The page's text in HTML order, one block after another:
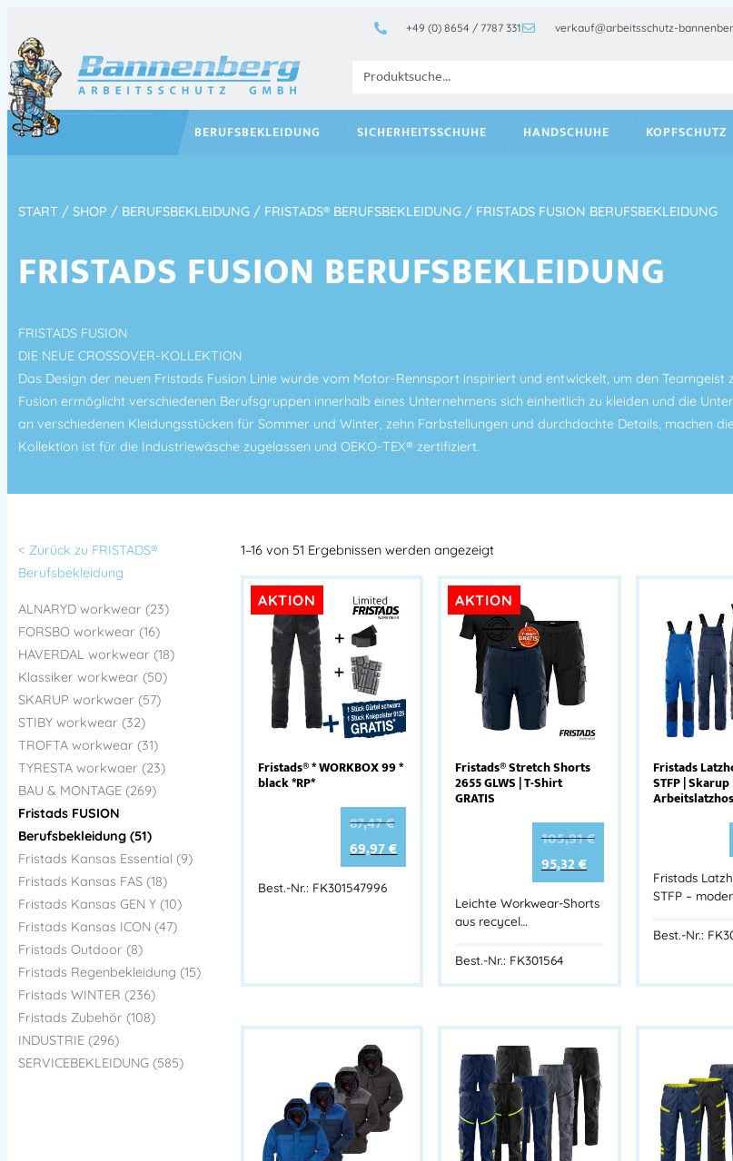
+49 (0) 8654 / 7787 331 verkauf@arbeitsschutz-
BERUFSBEKLEIDUNG SICHERHEITSSCHUHE HANDSCHUHE KOPFSCHUTZ
START / SHOP / BERUFSBEKLEIDUNG / FRISTADS® BERUFSBEKLEIDUNG / FRISTADS FUSION BERUFSBEKLEIDUNG
FRISTADS FUSION BERUFSBEKLEIDUNG
FRISTADS FUSION
DIE NEUE CROSSOVER-KOLLEKTION
Das Design der neuen Fristads Fusion Linie wurde vom Motor-Rennsport inspiriert und entwickelt, um den Teamgeist
Fusion ermöglicht verschiedenen Berufsgruppen innerhalb eines Unternehmens sich einheitlich zu kleiden und die
an verschiedenen Kleidungsstücken für Sommer und Winter, zehn Farbstellungen und durchdachte Details, machen
Kollektion ist für die Industriewäsche zugelassen und OEKO-TEX® zertifiziert.
< Zurück zu FRISTADS®
Berufsbekleidung
ALNARYD workwear (23)
FORSBO workwear (16)
HAVERDAL workwear (18)
Klassiker workwear (50)
SKARUP workwaer (57)
STIBY workwear (32)
TROFTA workwear (31)
TYRESTA workwaer (23)
BAU & MONTAGE (269)
Fristads FUSION
Berufsbekleidung (51)
Fristads Kansas Essential (9)
Fristads Kansas FAS (18)
Fristads Kansas GEN Y (10)
Fristads Kansas ICON (47)
Fristads Outdoor (8)
Fristads Regenbekleidung (15)
Fristads WINTER (236)
Fristads Zubehör (108)
INDUSTRIE (296)
SERVICEBEKLEIDUNG (585)
1–16 von 51 Ergebnissen werden angezeigt
AKTION
Fristads® * WORKBOX 99 *
black *RP*
87,47€
69,97€
Best.-Nr.: FK301547996
AKTION
Fristads® Stretch Shorts
2655 GLWS | T-Shirt
GRATIS
105,91€
95,32€
Leichte Workwear-Shorts
aus recycel…
Best.-Nr.: FK301564
Fristads
STFP | Skarup
Fristads
STFP –
Best.-Nr.: